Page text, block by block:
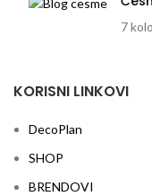
7
KORISNI LINKOVI
DecoPlan
SHOP
BRENDOVI